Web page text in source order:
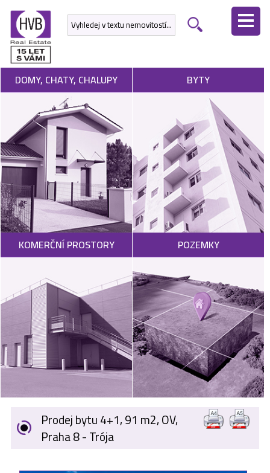
DOMY, CHATY, CHALUPY BYTY
KOMERČNÍ PROSTORY POZEMKY
ÚVODNÍ
STRÁNKA
NEMOVITOSTI
DEVELOPERSKÉ
PROJEKTY
SLUŽBY
NABÍDNOUT
NEMOVITOST
POPTAT
NEMOVITOST
VÝKUP
NEMOVITOSTÍ
SPONZORUJEME
NÁŠ ČASOPIS
KARIÉRA
Prodej bytu 4+1, 91 m2, OV,
Praha 8 - Trója